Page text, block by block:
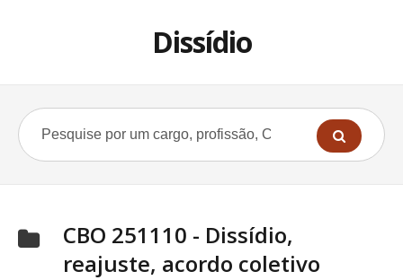
Dissídio
CBO 251110 - Dissídio,
reajuste, acordo coletivo